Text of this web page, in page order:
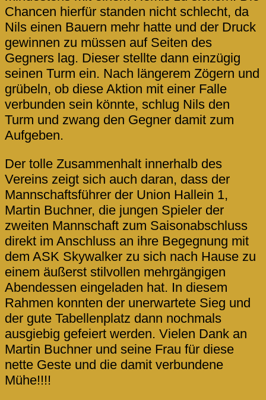
Chancen hierfür standen nicht schlecht, da
Nils einen Bauern mehr hatte und der Druck
gewinnen zu müssen auf Seiten des
Gegners lag. Dieser stellte dann einzügig
seinen Turm ein. Nach längerem Zögern und
grübeln, ob diese Aktion mit einer Falle
verbunden sein könnte, schlug Nils den
Turm und zwang den Gegner damit zum
Aufgeben.
Der tolle Zusammenhalt innerhalb des
Vereins zeigt sich auch daran, dass der
Mannschaftsführer der Union Hallein 1,
Martin Buchner, die jungen Spieler der
zweiten Mannschaft zum Saisonabschluss
direkt im Anschluss an ihre Begegnung mit
dem ASK Skywalker zu sich nach Hause zu
einem äußerst stilvollen mehrgängigen
Abendessen eingeladen hat. In diesem
Rahmen konnten der unerwartete Sieg und
der gute Tabellenplatz dann nochmals
ausgiebig gefeiert werden. Vielen Dank an
Martin Buchner und seine Frau für diese
nette Geste und die damit verbundene
Mühe!!!!